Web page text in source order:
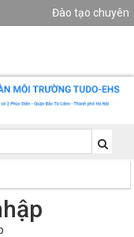
Đào tạo chuyên